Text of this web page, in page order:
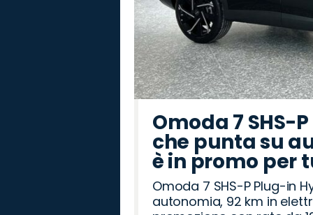
Omoda 7 SHS-
che punta su
è in promo per
Omoda 7 SHS-P Plug-in
autonomia, 92 km in